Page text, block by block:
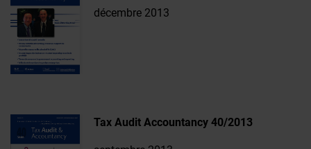
décembre 2013
Tax Audit Accountancy 40/2013